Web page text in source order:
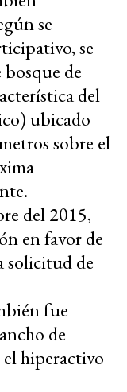
se
se
bosque de
del
ubicado
sobre el
del 2015,
en favor de
solicitud de
fue
de
hiperactivo